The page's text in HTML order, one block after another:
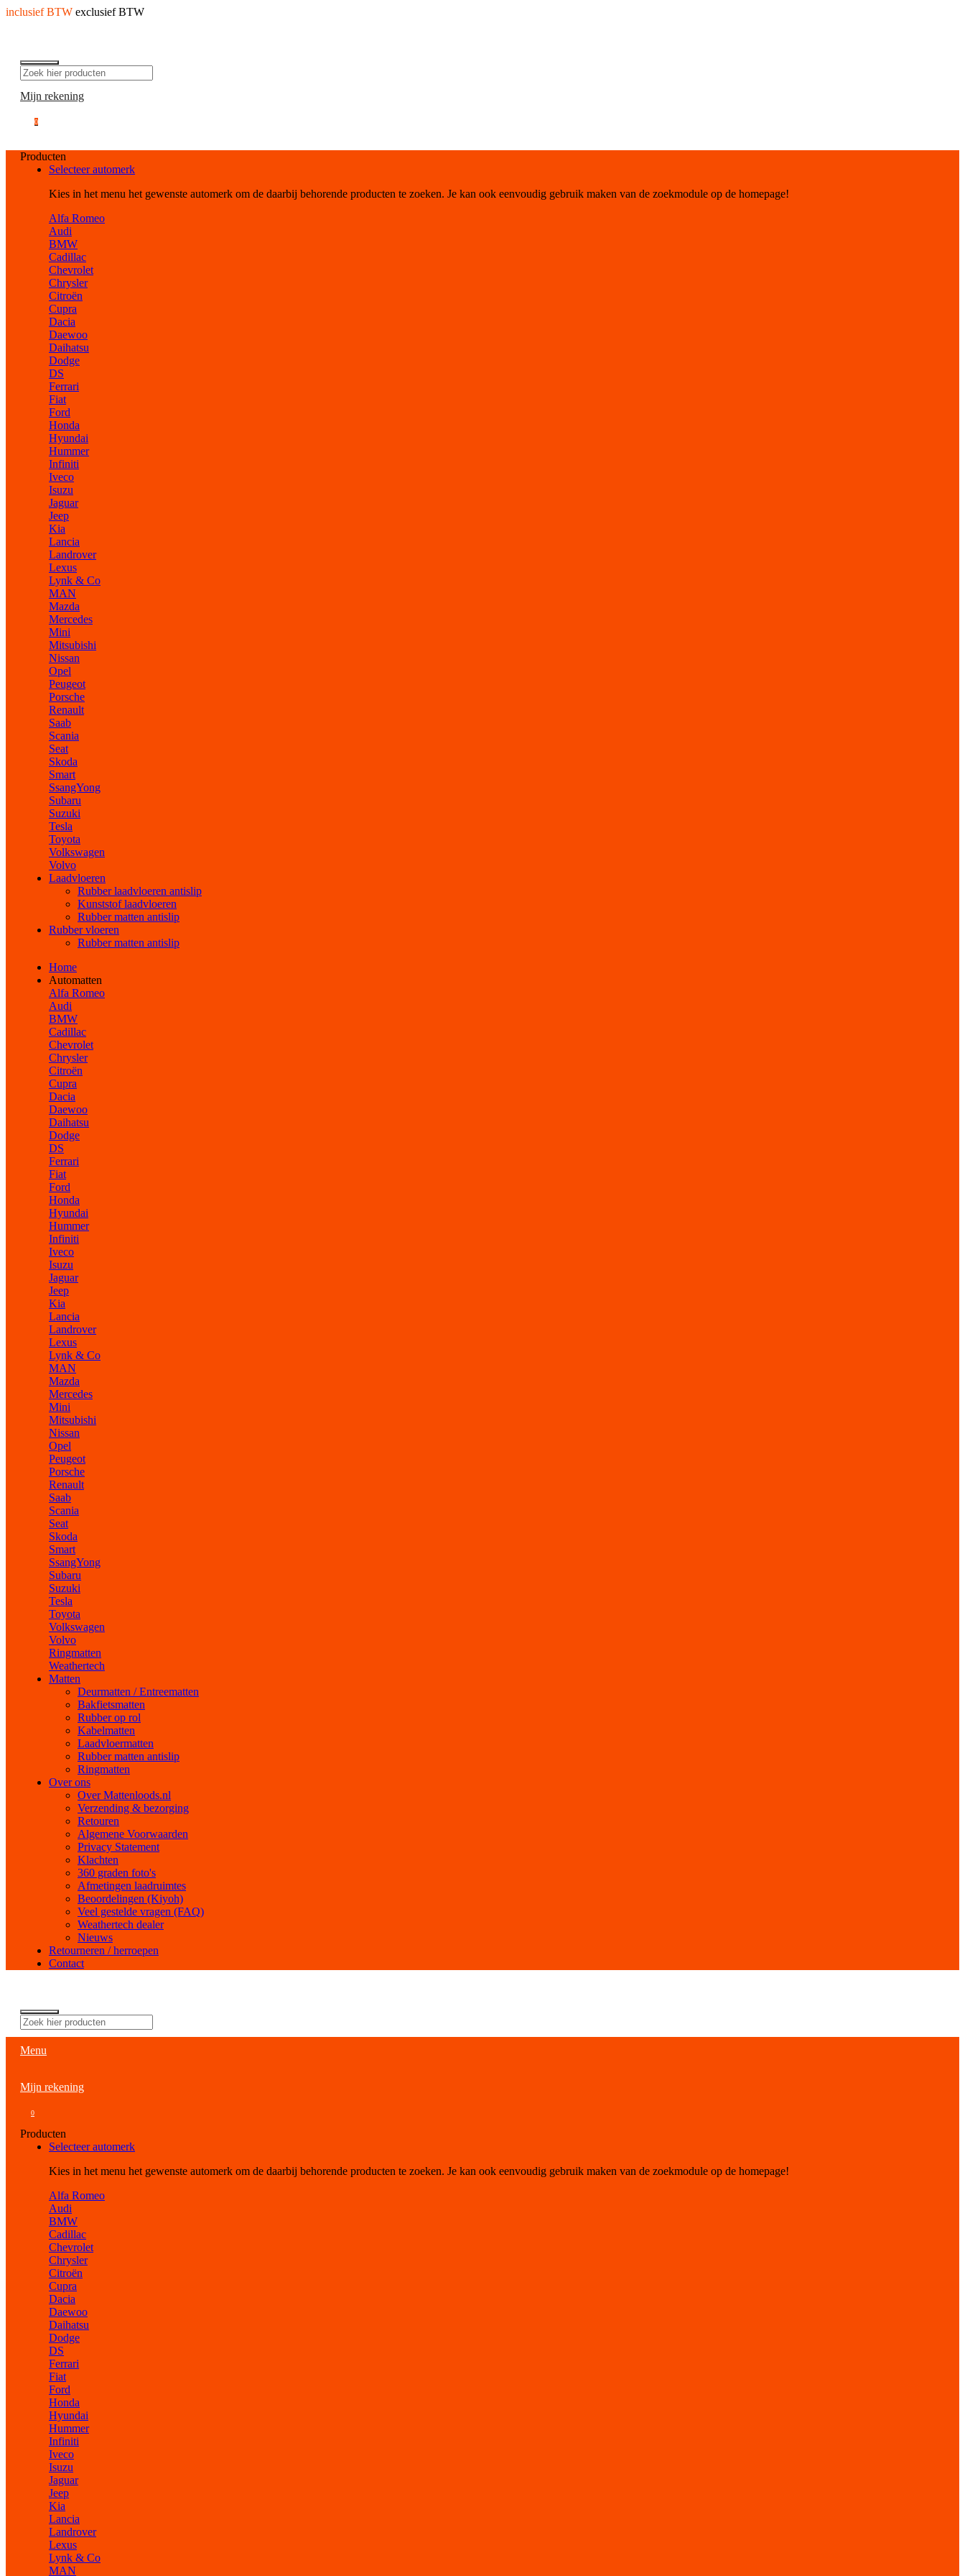
inclusief BTW exclusief BTW
Mijn rekening
0
Producten
Selecteer automerk
Kies in het menu het gewenste automerk om de daarbij behorende producten te zoeken. Je kan ook eenvoudig gebruik maken van de zoekmodule op de homepage!
Alfa Romeo
Audi
BMW
Cadillac
Chevrolet
Chrysler
Citroën
Cupra
Dacia
Daewoo
Daihatsu
Dodge
DS
Ferrari
Fiat
Ford
Honda
Hyundai
Hummer
Infiniti
Iveco
Isuzu
Jaguar
Jeep
Kia
Lancia
Landrover
Lexus
Lynk & Co
MAN
Mazda
Mercedes
Mini
Mitsubishi
Nissan
Opel
Peugeot
Porsche
Renault
Saab
Scania
Seat
Skoda
Smart
SsangYong
Subaru
Suzuki
Tesla
Toyota
Volkswagen
Volvo
Laadvloeren
Rubber laadvloeren antislip
Kunststof laadvloeren
Rubber matten antislip
Rubber vloeren
Rubber matten antislip
Home
Automatten
Alfa Romeo
Audi
BMW
Cadillac
Chevrolet
Chrysler
Citroën
Cupra
Dacia
Daewoo
Daihatsu
Dodge
DS
Ferrari
Fiat
Ford
Honda
Hyundai
Hummer
Infiniti
Iveco
Isuzu
Jaguar
Jeep
Kia
Lancia
Landrover
Lexus
Lynk & Co
MAN
Mazda
Mercedes
Mini
Mitsubishi
Nissan
Opel
Peugeot
Porsche
Renault
Saab
Scania
Seat
Skoda
Smart
SsangYong
Subaru
Suzuki
Tesla
Toyota
Volkswagen
Volvo
Ringmatten
Weathertech
Matten
Deurmatten / Entreematten
Bakfietsmatten
Rubber op rol
Kabelmatten
Laadvloermatten
Rubber matten antislip
Ringmatten
Over ons
Over Mattenloods.nl
Verzending & bezorging
Retouren
Algemene Voorwaarden
Privacy Statement
Klachten
360 graden foto's
Afmetingen laadruimtes
Beoordelingen (Kiyoh)
Veel gestelde vragen (FAQ)
Weathertech dealer
Nieuws
Retourneren / herroepen
Contact
Menu
Mijn rekening
0
Producten
Selecteer automerk
Kies in het menu het gewenste automerk om de daarbij behorende producten te zoeken. Je kan ook eenvoudig gebruik maken van de zoekmodule op de homepage!
Alfa Romeo
Audi
BMW
Cadillac
Chevrolet
Chrysler
Citroën
Cupra
Dacia
Daewoo
Daihatsu
Dodge
DS
Ferrari
Fiat
Ford
Honda
Hyundai
Hummer
Infiniti
Iveco
Isuzu
Jaguar
Jeep
Kia
Lancia
Landrover
Lexus
Lynk & Co
MAN